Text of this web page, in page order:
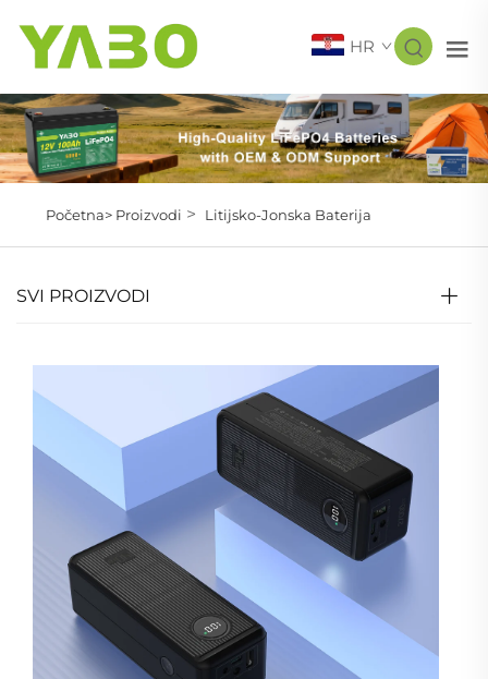
HR
Početna> Proizvodi > Litijsko-Jonska Baterija
SVI PROIZVODI